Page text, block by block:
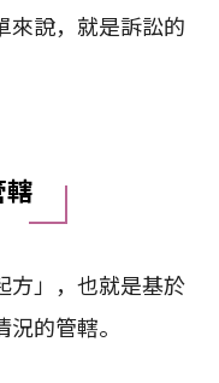
來說，就是訴訟的
方」，也就是基於
的管轄。